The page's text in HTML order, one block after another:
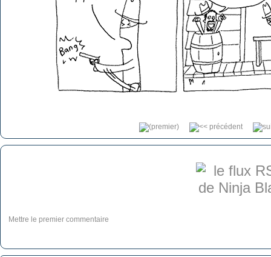
Mettre le premier commentaire